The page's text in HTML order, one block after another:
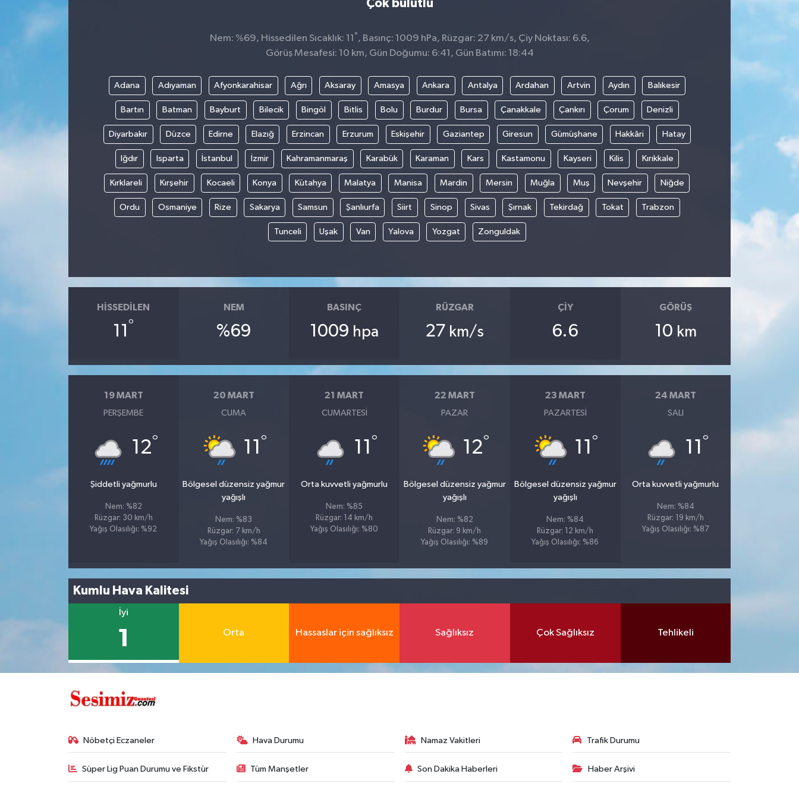
Çok bulutlu
Nem: %69, Hissedilen Sıcaklık: 11 ° , Basınç: 1009 hPa, Rüzgar: 27 km/s, Çiy Noktası: 6.6,
Görüş Mesafesi: 10 km, Gün Doğumu: 6:41, Gün Batımı: 18:44
Adana Adıyaman Afyonkarahisar Ağrı Aksaray Amasya Ankara Antalya Ardahan Artvin Aydın Balıkesir
Bartın Batman Bayburt Bilecik Bingöl Bitlis Bolu Burdur Bursa Çanakkale Çankırı Çorum Denizli
Diyarbakır Düzce Edirne Elazığ Erzincan Erzurum Eskişehir Gaziantep Giresun Gümüşhane Hakkâri Hatay
Iğdır Isparta İstanbul İzmir Kahramanmaraş Karabük Karaman Kars Kastamonu Kayseri Kilis Kırıkkale
Kırklareli Kırşehir Kocaeli Konya Kütahya Malatya Manisa Mardin Mersin Muğla Muş Nevşehir Niğde
Ordu Osmaniye Rize Sakarya Samsun Şanlıurfa Siirt Sinop Sivas Şırnak Tekirdağ Tokat Trabzon
Tunceli Uşak Van Yalova Yozgat Zonguldak
HISSEDILEN
11 °
NEM
%69
BASINÇ
1009 hpa
RÜZGAR
27 km/s
ÇIY
6.6
GÖRÜŞ
10 km
19 MART
PERŞEMBE
12°
Şiddetli yağmurlu
Nem: %82
Rüzgar: 30 km/h
Yağış Olasılığı: %92
20 MART
CUMA
11 °
Bölgesel düzensiz yağmur
yağışlı
Nem: %83
Rüzgar: 7 km/h
Yağış Olasılığı: %84
21 MART
CUMARTESI
11 °
Orta kuvvetli yağmurlu
Nem: %85
Rüzgar: 14 km/h
Yağış Olasılığı: %80
22 MART
PAZAR
12°
Bölgesel düzensiz yağmur
yağışlı
Nem: %82
Rüzgar: 9 km/h
Yağış Olasılığı: %89
23 MART
PAZARTESI
11 °
Bölgesel düzensiz yağmur
yağışlı
Nem: %84
Rüzgar: 12 km/h
Yağış Olasılığı: %86
24 MART
SALI
11 °
Orta kuvvetli yağmurlu
Nem: %84
Rüzgar: 19 km/h
Yağış Olasılığı: %87
Kumlu Hava Kalitesi
İyi
1 Orta Hassaslar için sağlıksız Sağlıksız Çok Sağlıksız Tehlikeli
Nöbetçi Eczaneler Hava Durumu Namaz Vakitleri Trafik Durumu
Süper Lig Puan Durumu ve Fikstür Tüm Manşetler Son Dakika Haberleri Haber Arşivi